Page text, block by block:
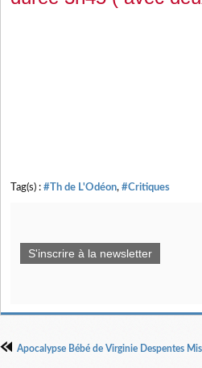
Tag(s) : #Th de L'Odéon, #Critiques
S'inscrire à la newsletter